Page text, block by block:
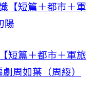
【短篇＋都市＋軍
陽
短篇＋都市＋軍旅
周如葉（周綏）